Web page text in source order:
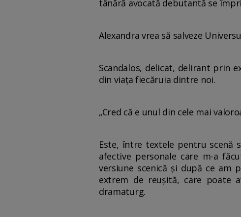
tânără avocată debutantă se
Alexandra vrea să salveze
Scandalos, delicat, delirant prin
din viața fiecăruia dintre noi.
„Cred că e unul din cele mai
Este, între textele pentru scenă
afective personale care m-a
versiune scenică și după ce am
extrem de reușită, care poate
dramaturg.